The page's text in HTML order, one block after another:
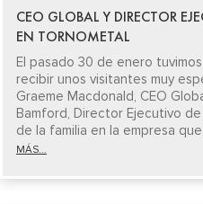
CEO GLOBAL Y DIRECTOR
EN TORNOMETAL
El pasado 30 de enero
recibir unos visitantes muy
Graeme Macdonald, CEO
Bamford, Director Ejecutivo
de la familia en la empresa
MÁS...